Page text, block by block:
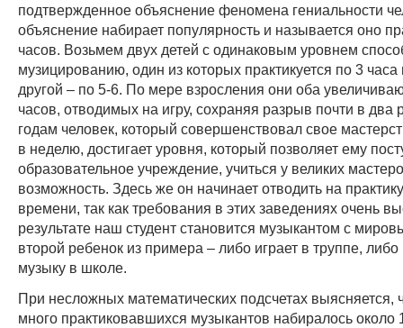
подтвержденное объяснение феномена гениальности
объяснение набирает популярность и называется оно
часов. Возьмем двух детей с одинаковым уровнем
музицированию, один из которых практикуется по 3
другой – по 5-6. По мере взросления они оба
часов, отводимых на игру, сохраняя разрыв почти в два
годам человек, который совершенствовал свое
в неделю, достигает уровня, который позволяет ему
образовательное учреждение, учиться у великих
возможность. Здесь же он начинает отводить на
времени, так как требования в этих заведениях очень
результате наш студент становится музыкантом с
второй ребенок из примера – либо играет в труппе, либо
музыку в школе.
При несложных математических подсчетах выясняется,
много практиковавшихся музыкантов набиралось около